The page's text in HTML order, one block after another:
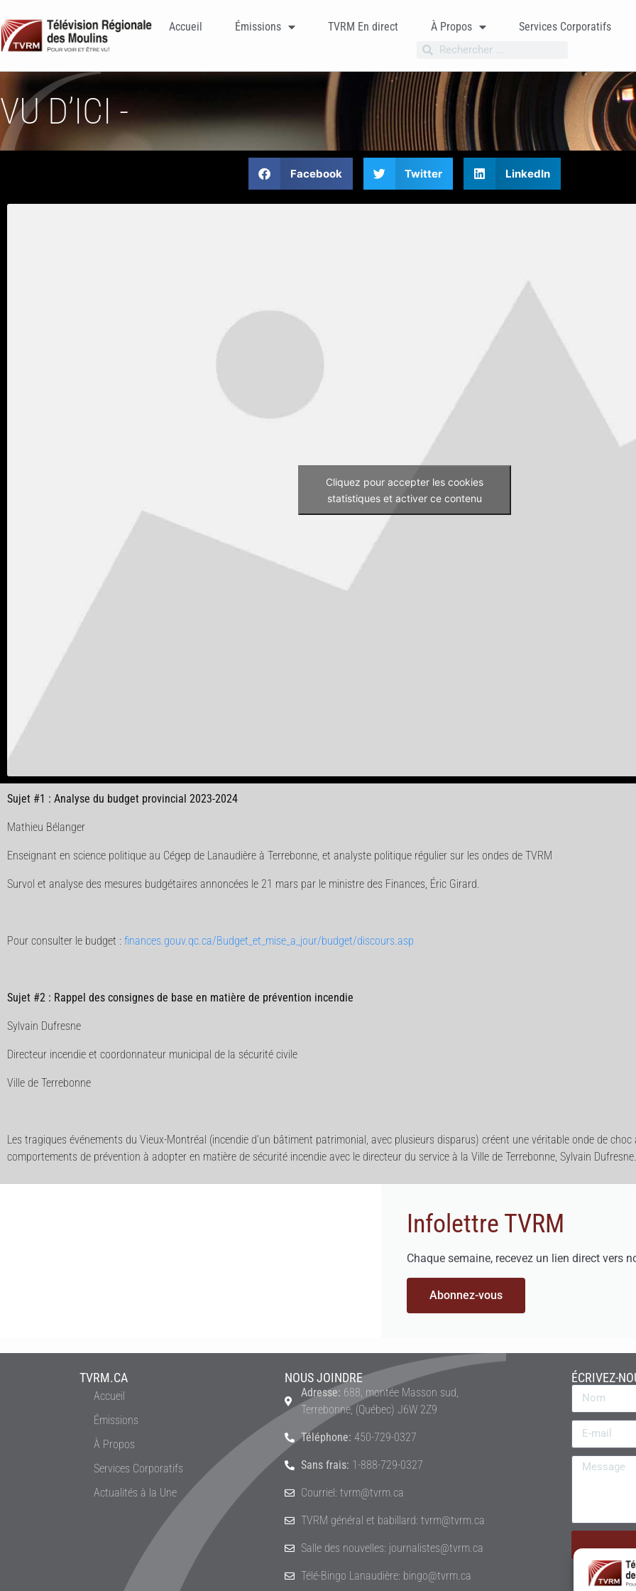
Accueil Émissions TVRM En direct À Propos Services Corporatifs
VU D’ICI -
Facebook Twitter LinkedIn
Cliquez pour accepter les cookies
statistiques et activer ce contenu
Sujet #1 : Analyse du budget provincial 2023-2024
Mathieu Bélanger
Enseignant en science politique au Cégep de Lanaudière à Terrebonne, et analyste politique régulier sur les ondes de TVRM
Survol et analyse des mesures budgétaires annoncées le 21 mars par le ministre des Finances, Éric Girard.
Pour consulter le budget : finances.gouv.qc.ca/Budget_et_mise_a_jour/budget/discours.asp
Sujet #2 : Rappel des consignes de base en matière de prévention incendie
Sylvain Dufresne
Directeur incendie et coordonnateur municipal de la sécurité civile
Ville de Terrebonne
Les tragiques événements du Vieux-Montréal (incendie d’un bâtiment patrimonial, avec plusieurs disparus) créent une véritable onde de choc
comportements de prévention à adopter en matière de sécurité incendie avec le directeur du service à la Ville de Terrebonne, Sylvain Dufresne.
Infolettre TVRM
Chaque semaine, recevez un lien direct vers
Abonnez-vous
TVRM.CA
Accueil
Émissions
À Propos
Services Corporatifs
Actualités à la Une
NOUS JOINDRE
Adresse: 688, montée Masson sud,
Terrebonne, (Québec) J6W 2Z9
Téléphone: 450-729-0327
Sans frais: 1-888-729-0327
Courriel: tvrm@tvrm.ca
TVRM général et babillard: tvrm@tvrm.ca
Salle des nouvelles: journalistes@tvrm.ca
Télé-Bingo Lanaudière: bingo@tvrm.ca
ÉCRIVEZ-